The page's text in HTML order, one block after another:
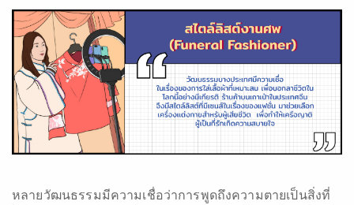
หลายวัฒนธรรมมีความเชื่อว่าการพูดถึงความตายเป็นสิ่งที่